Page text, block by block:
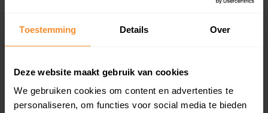
Toestemming Details Over
Deze website maakt gebruik van cookies
We gebruiken cookies om content en advertenties te
personaliseren, om functies voor social media te bieden
Een overzicht van alle verkochte woningen (koopsom
inclusief een jaar lang gratis updates van nieuwe